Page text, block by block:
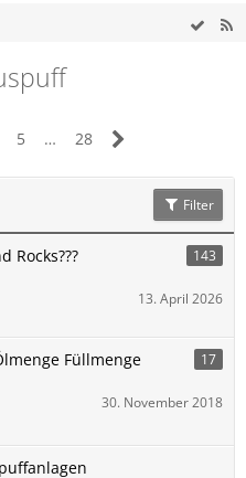
5 … 28
Filter
Rocks???
143
13. April 2026
Füllmenge
17
30. November 2018